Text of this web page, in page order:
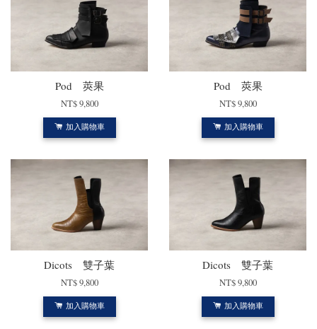
Pod 莢果
NT$ 9,800
加入購物車
Pod 莢果
NT$ 9,800
加入購物車
Dicots 雙子葉
NT$ 9,800
加入購物車
Dicots 雙子葉
NT$ 9,800
加入購物車